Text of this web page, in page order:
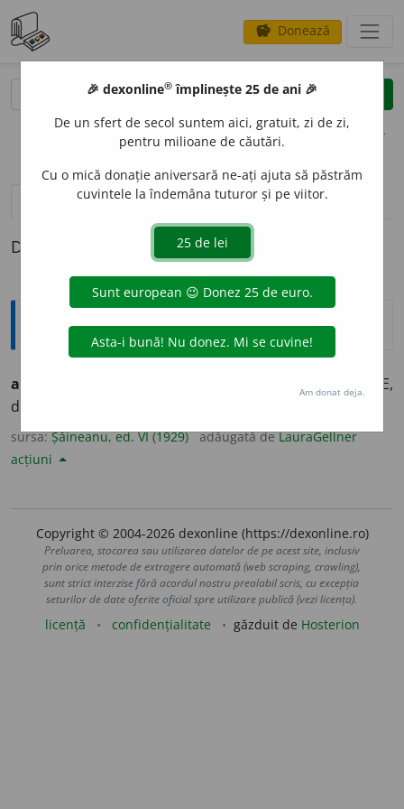
savings Donează
clear
opțiuni
definiții (1) pronunțievolume_up (50)
Definiția cu ID-ul 786351:
Explicative DEX
avere
f. mult-puțin cât are cineva, stare. [Lat. HABERE,
devenit substantiv verbal].
sursa:Șăineanu, ed. VI (1929) adăugată deLauraGellner
acțiuni
Copyright © 2004-2026 dexonline (https://dexonline.ro)
Preluarea, stocarea sau utilizarea datelor de pe acest site, inclusiv
prin orice metode de extragere automată (web scraping, crawling),
sunt strict interzise fără acordul nostru prealabil scris, cu excepția
seturilor de date oferite oficial spre utilizare publică (vezi licența).
licență confidențialitate găzduit de Hosterion
🎉 dexonline® împlinește 25 de ani 🎉
De un sfert de secol suntem aici, gratuit, zi de zi,
pentru milioane de căutări.
Cu o mică donație aniversară ne-ați ajuta să păstrăm
cuvintele la îndemâna tuturor și pe viitor.
Am donat deja.